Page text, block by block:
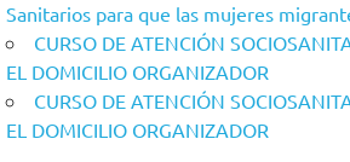
Sanitarios para que las mujeres
CURSO DE ATENCIÓN
EL DOMICILIO ORGANIZADOR
CURSO DE ATENCIÓN
EL DOMICILIO ORGANIZADOR